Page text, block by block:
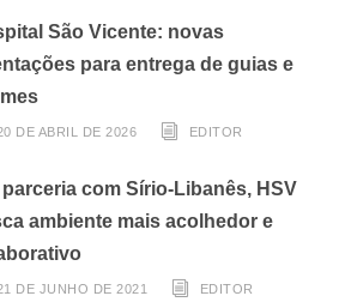
São Vicente: novas
para entrega de guias e
DE ABRIL DE 2026 EDITOR
parceria com Sírio-Libanês, HSV
ambiente mais acolhedor e
DE JUNHO DE 2021 EDITOR